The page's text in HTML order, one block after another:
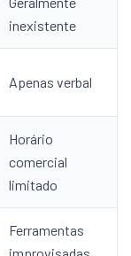
inexistente
Apenas verbal
Horário
comercial
limitado
Ferramentas